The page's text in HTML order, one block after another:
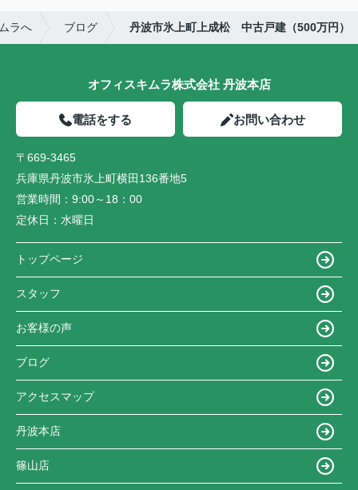
ラへ ブログ 丹波市氷上町上成松 中古戸建（500万円）
オフィスキムラ株式会社 丹波本店
電話をする お問い合わせ
〒669-3465
兵庫県丹波市氷上町横田136番地5
営業時間： 9:00～18：00
定休日： 水曜日
トップページ
スタッフ
お客様の声
ブログ
アクセスマップ
丹波本店
篠山店